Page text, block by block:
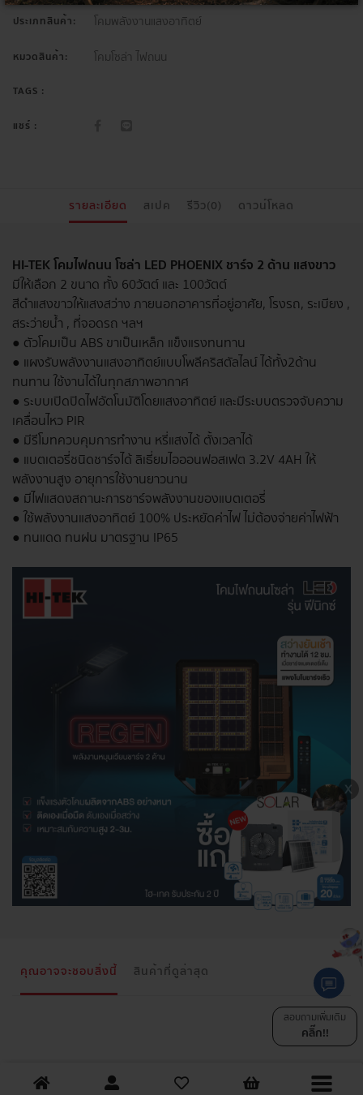
ประเภทสินค้า: โคมพลังงานแสงอาทิตย์
หมวดสินค้า: โคมโซล่า ไฟถนน
TAGS :
แชร์ :
รายละเอียด สเปค รีวิว(0) ดาวน์โหลด
HI-TEK โคมไฟถนน โซล่า LED PHOENIX ชาร์จ 2 ด้าน แสงขาว
มีให้เลือก 2 ขนาด ทั้ง 60วัตต์ และ 100วัตต์
สีดำแสงขาวให้แสงสว่าง ภายนอกอาคารที่อยู่อาศัย, โรงรถ, ระเบียง ,
สระว่ายน้ำ , ที่จอดรถ ฯลฯ
● ตัวโคมเป็น ABS ขาเป็นเหล็ก แข็งแรงทนทาน
● แผงรับพลังงานแสงอาทิตย์แบบโพลีคริสตัลไลน์ ได้ทั้ง2ด้าน
ทนทาน ใช้งานได้ในทุกสภาพอากาศ
● ระบบเปิดปิดไฟอัตโนมัติโดยแสงอาทิตย์ และมีระบบตรวจจับความ
เคลื่อนไหว PIR
● มีรีโมทควบคุมการทำงาน หรี่แสงได้ ตั้งเวลาได้
● แบตเตอรี่ชนิดชาร์จได้ ลิเธี่ยมไอออนฟอสเฟต 3.2V 4AH ให้
พลังงานสูง อายุการใช้งานยาวนาน
● มีไฟแสดงสถานะการชาร์จพลังงานของแบตเตอรี่
● ใช้พลังงานแสงอาทิตย์ 100% ประหยัดค่าไฟ ไม่ต้องจ่ายค่าไฟฟ้า
● ทนแดด ทนฝน มาตรฐาน IP65
คุณอาจจะชอบสิ่งนี้ สินค้าที่ดูล่าสุด
สอบถามเพิ่มเติม
คลิ๊ก!!